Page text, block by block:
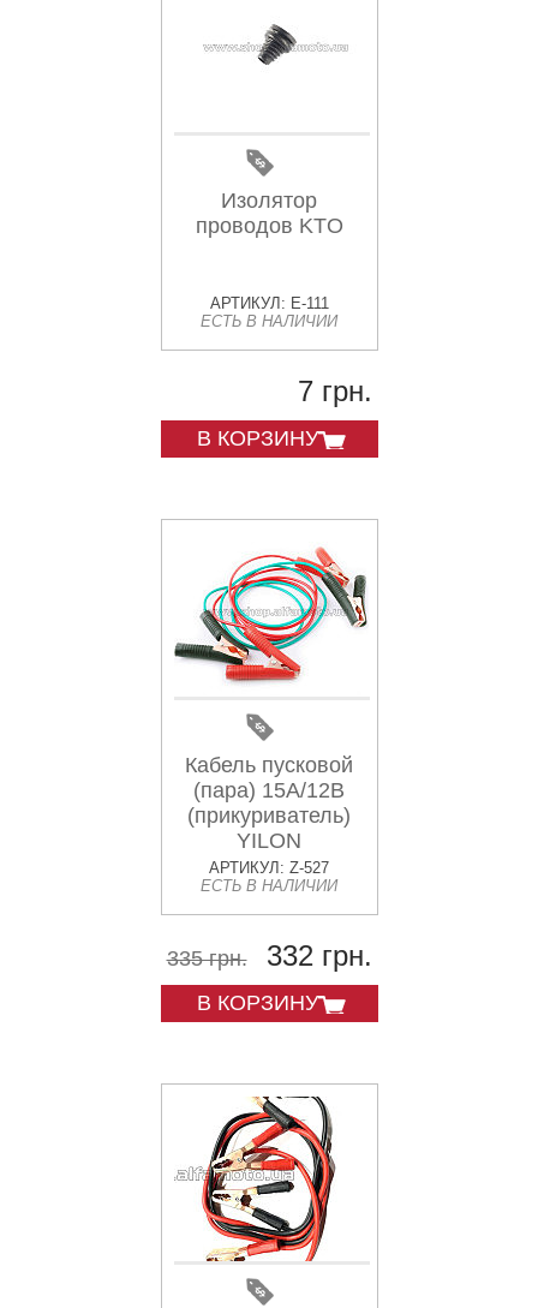
Изолятор
проводов KTO
АРТИКУЛ: E-111
ЕСТЬ В НАЛИЧИИ
7 грн.
В КОРЗИНУ
Кабель пусковой
(пара) 15A/12В
(прикуриватель)
YILON
АРТИКУЛ: Z-527
ЕСТЬ В НАЛИЧИИ
335 грн. 332 грн.
В КОРЗИНУ